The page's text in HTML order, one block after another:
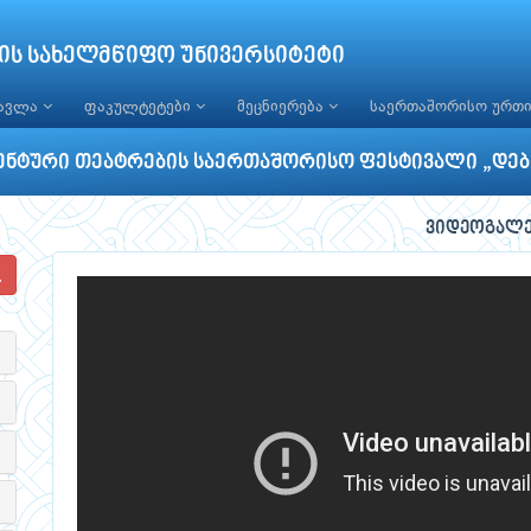
სახელმწიფო უნივერსიტეტი
ფაკულტეტები მეცნიერება საერთაშორისო
თეატრების საერთაშორისო ფესტივალი